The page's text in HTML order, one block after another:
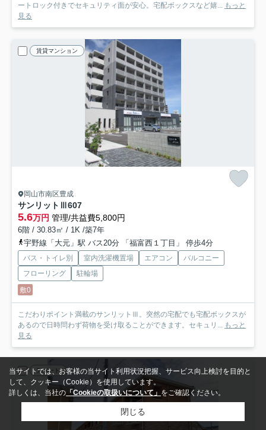
ートロック付きでセキュリティ面が安心。宅配ボックスなど嬉...
もっと
見る
賃貸マンション
岡山市南区豊成
サンリットⅢ607
5.6万円 管理/共益費5,800円
6階 / 30.83㎡ / 1K /築7年
宇野線「大元」駅 バス20分 「福富西１丁目」 停歩4分
バス・トイレ別 室内洗濯機置場 エアコン
バルコニー
フローリング
駐輪場
敷0
こだわりポイント満載のサンリットⅢ。突然の宅配でも宅配ボックスが
あるので日時問わず荷物を受け取ることができます。セキュリ... もっと
見る
アパート
当サイトでは、お客様の当サイト利用状況把握、サービス向上検討を目的と
して、クッキー（Cookie）を使用しています。
詳しくは、当社の 「Cookieの取扱いについて」 をご確認ください。
閉じる